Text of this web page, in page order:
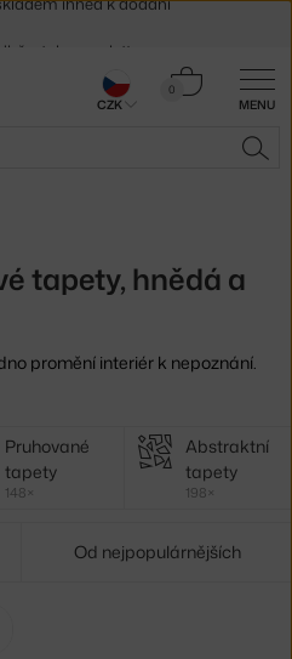
MENU
0
Košík
tapety, hnědá a
promění interiér k nepoznání.
Pruhované
tapety
148×
Abstraktní
tapety
198×
Od nejpopulárnějších
vrácení zboží
CZK